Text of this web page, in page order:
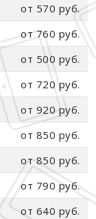
от 570 руб.
от 760 руб.
от 500 руб.
от 720 руб.
от 920 руб.
от 850 руб.
от 850 руб.
от 790 руб.
от 640 руб.